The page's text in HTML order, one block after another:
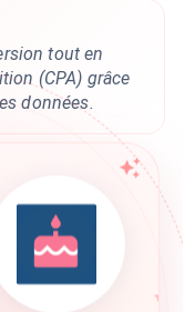
tout en
(CPA) grâce
données.